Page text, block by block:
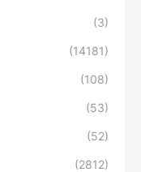
(3)
(14181)
(108)
(53)
(52)
(2812)